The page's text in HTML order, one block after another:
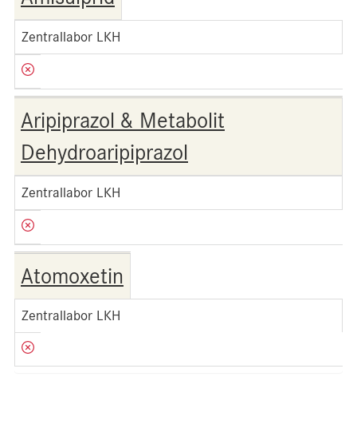
Zentrallabor LKH
Aripiprazol & Metabolit
Dehydroaripiprazol
Zentrallabor LKH
Atomoxetin
Zentrallabor LKH